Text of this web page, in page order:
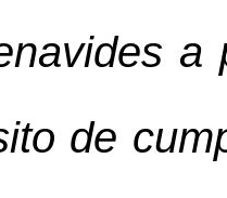
de